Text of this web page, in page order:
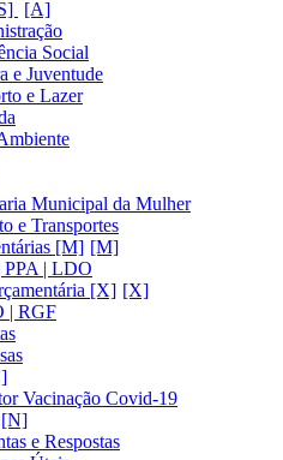
Social
e Juventude
e Lazer
Municipal da Mulher
e Transportes
[M]
| LDO
[X]
| RGF
Vacinação Covid-19
e Respostas